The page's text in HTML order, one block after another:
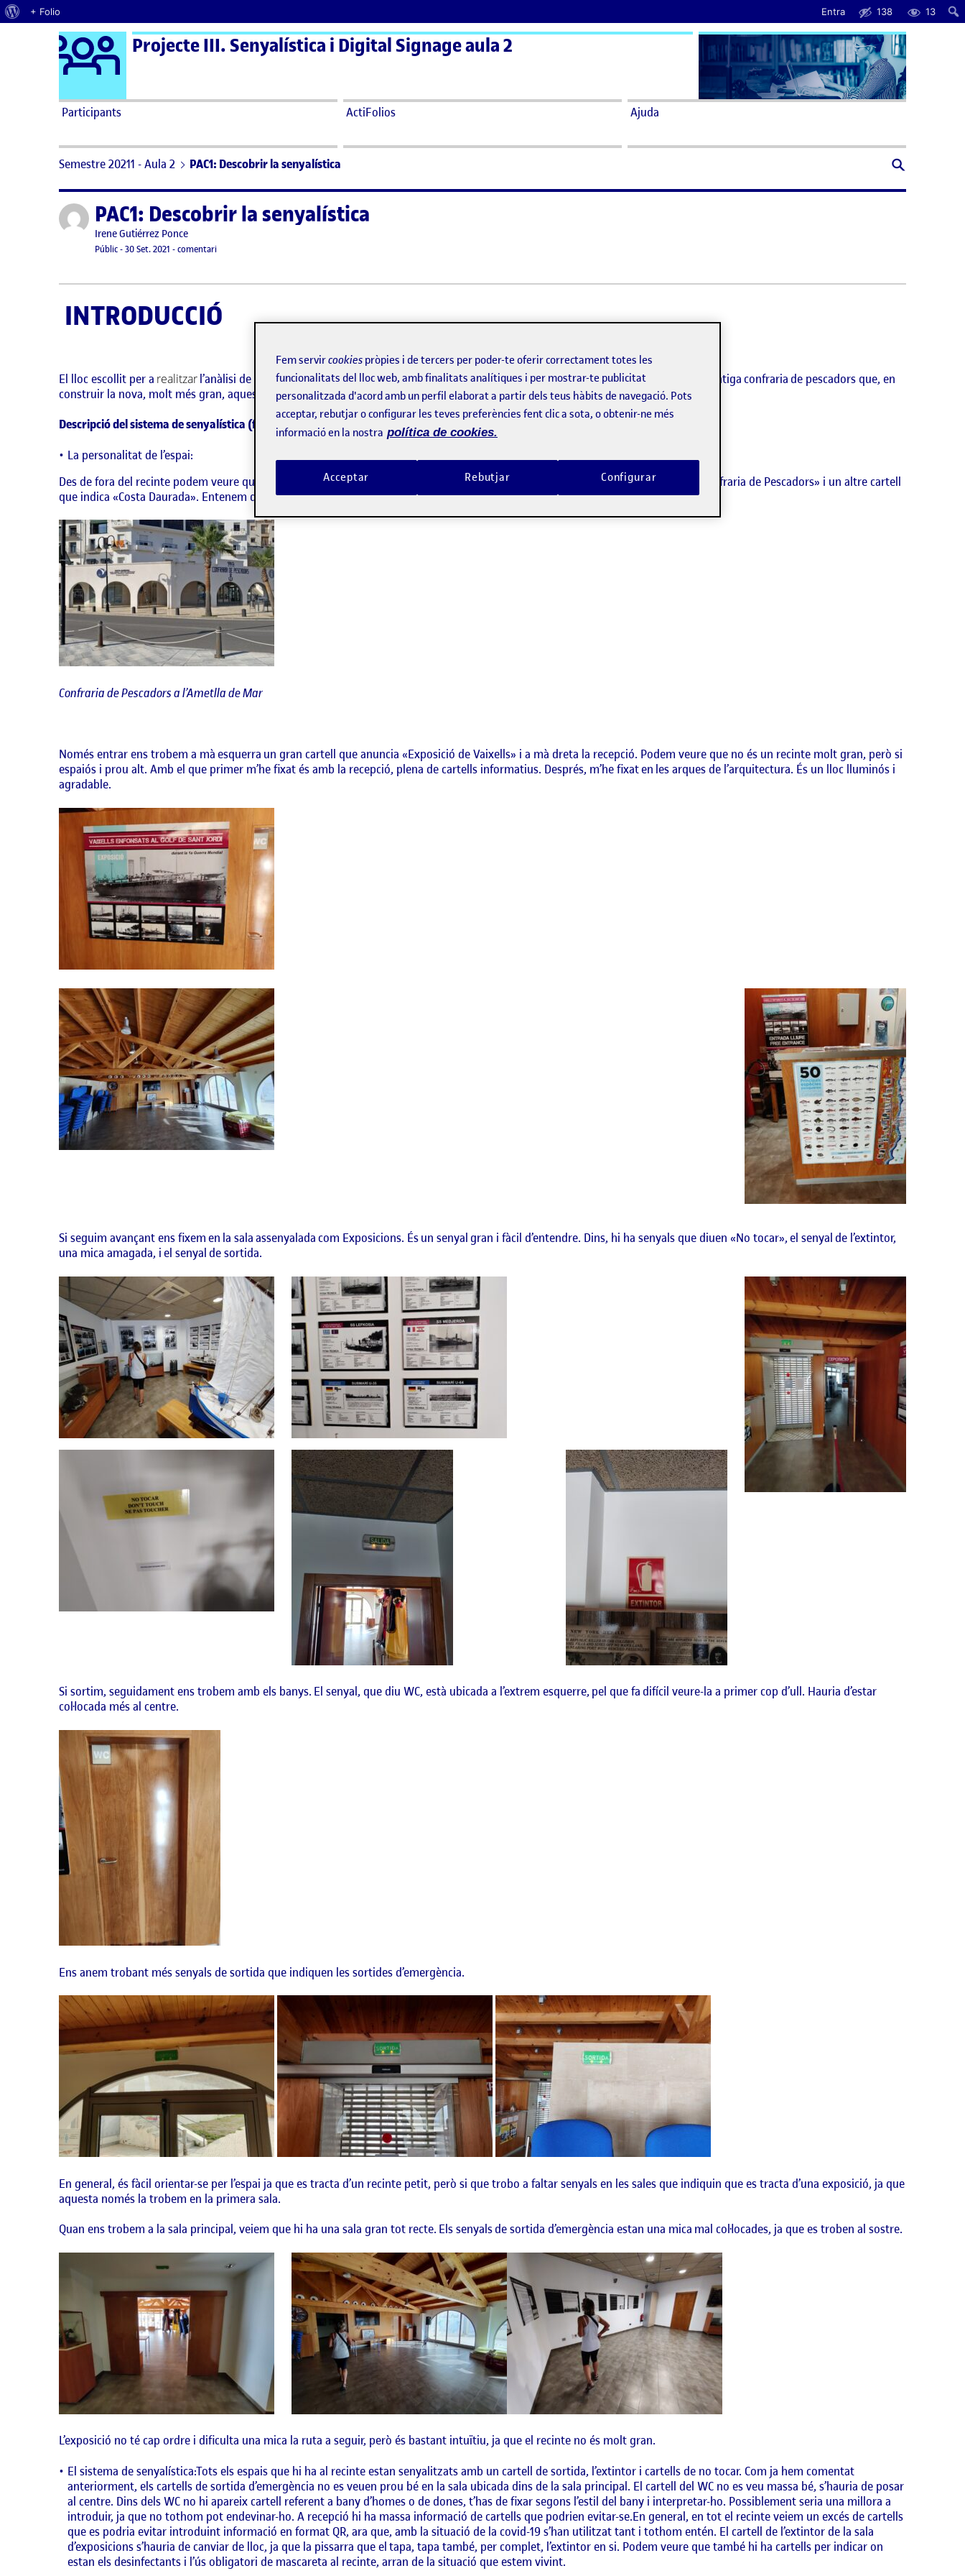
Quant al WordPress
+ Folio Entra 138 13
Saltar al contingut Logo Ágora
Projecte III. Senyalística i Digital Signage aula 2
Participants ActiFolios Ajuda
Semestre 20211 - Aula 2 PAC1: Descobrir la senyalística
Publicat perPAC1: Descobrir la senyalística
Publicat per
Irene Gutiérrez Ponce
Visibilitat:
Públic-Data de publicació
30 Set. 2021 5 octubre, 2021 11:29 am
-comentariel PAC1: Descobrir la senyalística
INTRODUCCIÓ
El lloc escollit per a realitzarl’anàlisi de senyalística és el centre d’interpretació de la pesca de l’Ametlla de Mar, el poble on visc. És l’antiga confraria de pescadors que, en
construir la nova, molt més gran, aquesta es va utilitzar com a centre d’exposició i de conferències.
Descripció del sistema de senyalística (fotografies i text)
La personalitat de l’espai:
Des de fora del recinte podem veure que està senyalitzat amb una gran «i» d’informació. També hi ha unes lletres que indiquen «Confraria de Pescadors» i un altre cartell
que indica «Costa Daurada». Entenem que serà algun punt d’informació turística.
Confraria de Pescadors a l’Ametlla de Mar
Només entrar ens trobem a mà esquerra un gran cartell que anuncia «Exposició de Vaixells» i a mà dreta la recepció. Podem veure que no és un recinte molt gran, però si
espaiós i prou alt. Amb el que primer m’he fixat és amb la recepció, plena de cartells informatius. Després, m’he fixat en les arques de l’arquitectura. És un lloc lluminós i
agradable.
Si seguim avançant ens fixem en la sala assenyalada com Exposicions. És un senyal gran i fàcil d’entendre. Dins, hi ha senyals que diuen «No tocar», el senyal de l’extintor,
una mica amagada, i el senyal de sortida.
Si sortim, seguidament ens trobem amb els banys. El senyal, que diu WC, està ubicada a l’extrem esquerre, pel que fa difícil veure-la a primer cop d’ull. Hauria d’estar
col·locada més al centre.
Ens anem trobant més senyals de sortida que indiquen les sortides d’emergència.
En general, és fàcil orientar-se per l’espai ja que es tracta d’un recinte petit, però si que trobo a faltar senyals en les sales que indiquin que es tracta d’una exposició, ja que
aquesta només la trobem en la primera sala.
Quan ens trobem a la sala principal, veiem que hi ha una sala gran tot recte. Els senyals de sortida d’emergència estan una mica mal col·locades, ja que es troben al sostre.
L’exposició no té cap ordre i dificulta una mica la ruta a seguir, però és bastant intuïtiu, ja que el recinte no és molt gran.
El sistema de senyalística:Tots els espais que hi ha al recinte estan senyalitzats amb un cartell de sortida, l’extintor i cartells de no tocar. Com ja hem comentat
anteriorment, els cartells de sortida d’emergència no es veuen prou bé en la sala ubicada dins de la sala principal. El cartell del WC no es veu massa bé, s’hauria de posar
al centre. Dins dels WC no hi apareix cartell referent a bany d’homes o de dones, t’has de fixar segons l’estil del bany i interpretar-ho. Possiblement seria una millora a
introduir, ja que no tothom pot endevinar-ho. A recepció hi ha massa informació de cartells que podrien evitar-se.En general, en tot el recinte veiem un excés de cartells
que es podria evitar introduint informació en format QR, ara que, amb la situació de la covid-19 s’han utilitzat tant i tothom entén. El cartell de l’extintor de la sala
d’exposicions s’hauria de canviar de lloc, ja que la pissarra que el tapa, tapa també, per complet, l’extintor en si. Podem veure que també hi ha cartells per indicar on
estan els desinfectants i l’ús obligatori de mascareta al recinte, arran de la situació que estem vivint.
Fem servircookies pròpies i de tercers per poder-te oferir correctament totes les
funcionalitats del lloc web, amb finalitats analítiques i per mostrar-te publicitat
personalitzada d'acord amb un perfil elaborat a partir dels teus hàbits de navegació. Pots
acceptar, rebutjar o configurar les teves preferències fent clic a sota, o obtenir-ne més
informació en la nostra política de cookies.
Rebutjar
Acceptar Configurar